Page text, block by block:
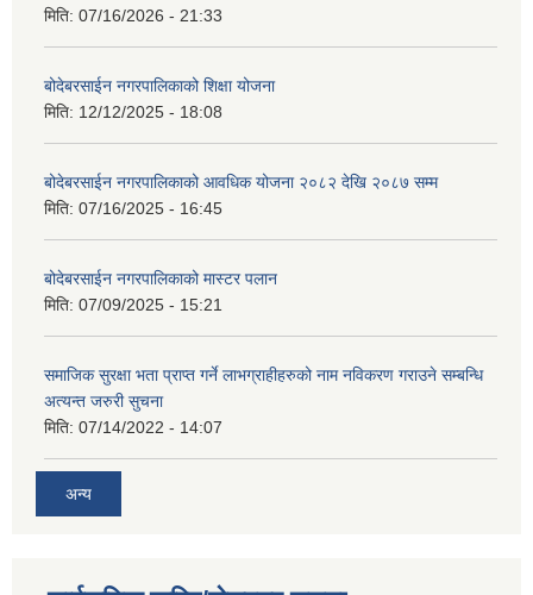
मिति: 07/16/2026 - 21:33
बोदेबरसाईन नगरपालिकाको शिक्षा योजना
मिति: 12/12/2025 - 18:08
बोदेबरसाईन नगरपालिकाको आवधिक योजना २०८२ देखि २०८७ सम्म
मिति: 07/16/2025 - 16:45
बोदेबरसाईन नगरपालिकाको मास्टर पलान
मिति: 07/09/2025 - 15:21
समाजिक सुरक्षा भता प्राप्त गर्ने लाभग्राहीहरुको नाम नविकरण गराउने सम्बन्धि
अत्यन्त जरुरी सुचना
मिति: 07/14/2022 - 14:07
अन्य